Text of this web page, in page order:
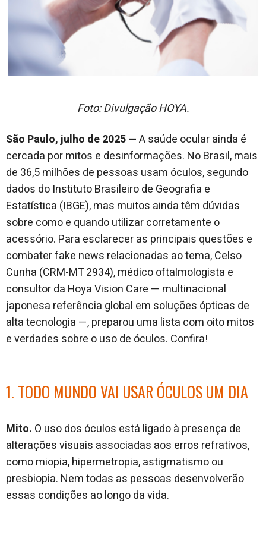
Foto: Divulgação HOYA.
São Paulo, julho de 2025 —A saúde ocular ainda é
cercada por mitos e desinformações. No Brasil, mais
de 36,5 milhões de pessoas usam óculos, segundo
dados do Instituto Brasileiro de Geografia e
Estatística (IBGE), mas muitos ainda têm dúvidas
sobre como e quando utilizar corretamente o
acessório. Para esclarecer as principais questões e
combater fake news relacionadas ao tema, Celso
Cunha (CRM-MT 2934), médico oftalmologista e
consultor da Hoya Vision Care — multinacional
japonesa referência global em soluções ópticas de
alta tecnologia —, preparou uma lista com oito mitos
e verdades sobre o uso de óculos. Confira!
1. TODO MUNDO VAI USAR ÓCULOS UM DIA
Mito. O uso dos óculos está ligado à presença de
alterações visuais associadas aos erros refrativos,
como miopia, hipermetropia, astigmatismo ou
presbiopia. Nem todas as pessoas desenvolverão
essas condições ao longo da vida.